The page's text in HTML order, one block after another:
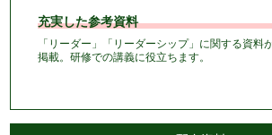
充実した参考資料
「リーダー」「リーダーシップ」に関する資料
掲載。研修での講義に役立ちます。